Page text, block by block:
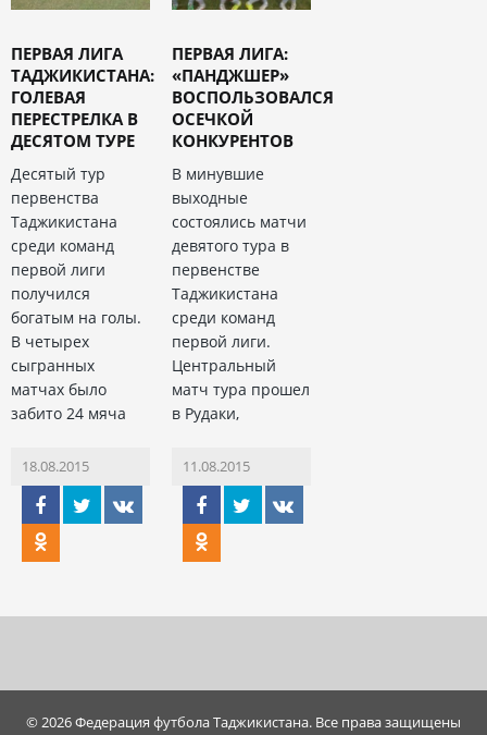
ПЕРВАЯ ЛИГА
ТАДЖИКИСТАНА:
ГОЛЕВАЯ
ПЕРЕСТРЕЛКА В
ДЕСЯТОМ ТУРЕ
Десятый тур
первенства
Таджикистана
среди команд
первой лиги
получился
богатым на голы.
В четырех
сыгранных
матчах было
забито 24 мяча
18.08.2015
ПЕРВАЯ ЛИГА:
«ПАНДЖШЕР»
ВОСПОЛЬЗОВАЛСЯ
ОСЕЧКОЙ
КОНКУРЕНТОВ
В минувшие
выходные
состоялись матчи
девятого тура в
первенстве
Таджикистана
среди команд
первой лиги.
Центральный
матч тура прошел
в Рудаки,
11.08.2015
© 2026 Федерация футбола Таджикистана. Все права защищены